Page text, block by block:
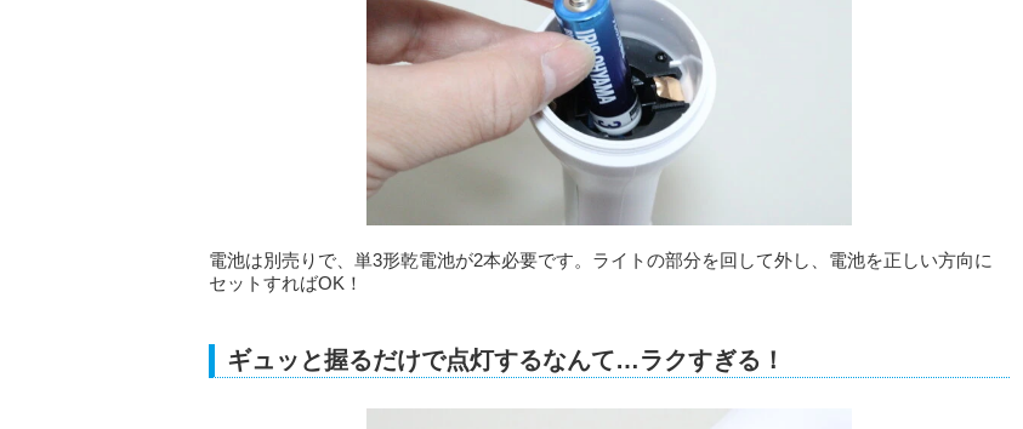
電池は別売りで、単3形乾電池が2本必要です。ライトの部分を回して外し、電池を正しい方向に
セットすればOK！
ギュッと握るだけで点灯するなんて…ラクすぎる！